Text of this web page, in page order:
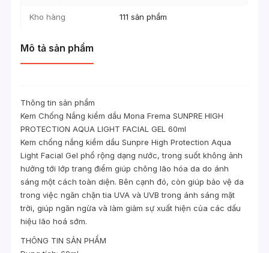
Kho hàng 111 sản phẩm
Mô tả sản phẩm
Thông tin sản phẩm
Kem Chống Nắng kiềm dầu Mona Frema SUNPRE HIGH
PROTECTION AQUA LIGHT FACIAL GEL 60ml
Kem chống nắng kiềm dầu Sunpre High Protection Aqua
Light Facial Gel phổ rộng dạng nước, trong suốt không ảnh
hưởng tới lớp trang điểm giúp chông lão hóa da do ánh
sáng một cách toàn diện. Bên cạnh đó, còn giúp bảo vệ da
trong việc ngăn chặn tia UVA và UVB trong ánh sáng mặt
trời, giúp ngăn ngừa và làm giảm sự xuất hiện của các dấu
hiệu lão hoá sớm.
THÔNG TIN SẢN PHẨM